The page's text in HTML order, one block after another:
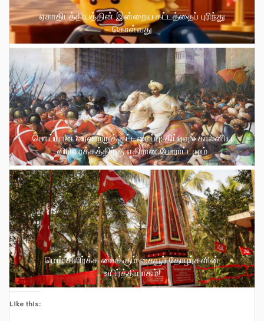
ஏகாதிபத்தியத்தின் இன்றைய கட்டத்தைப் புரிந்து
கொள்வது
பொய்யான வரலாற்றுக் கட்டமைப்பு: திப்புவும் காலனிய
விரிவாக்கத்திற்கு எதிரான போராட்டமும்
மெய் சிலிர்க்க வைக்கும் கையூர் தோழர்களின்
உயிர்த்தியாகம்!
Like this: